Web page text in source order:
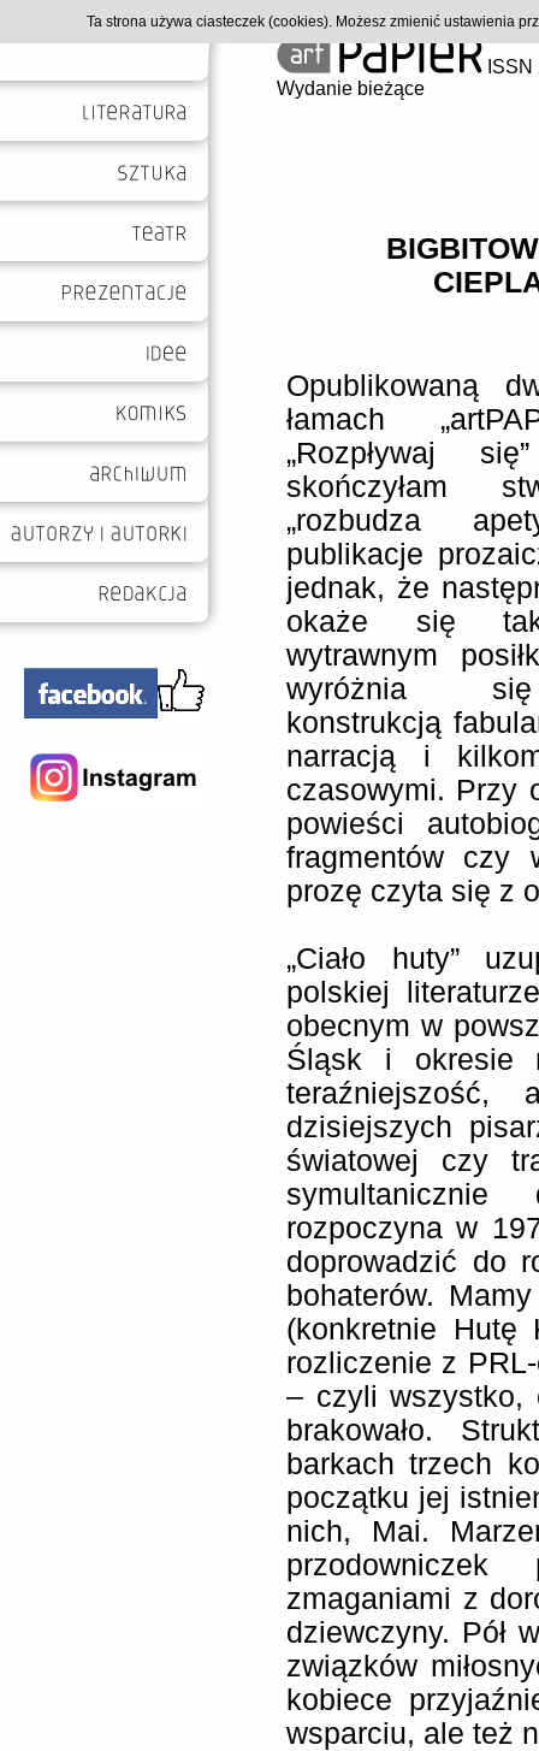
Wydanie bieżące
Opublikowaną
łamach
„Rozpływaj
skończyłam
„rozbudza
publikacje
jednak, że
okaże się
wytrawnym
wyróżnia
konstrukcją
narracją i
czasowymi. Przy
powieści
fragmentów czy
prozę czyta się z
„Ciało huty”
polskiej
obecnym w
Śląsk i okresie
teraźniejszość,
dzisiejszych
światowej czy
rozpoczyna w
doprowadzić do
bohaterów.
(konkretnie Hutę
rozliczenie z
– czyli wszystko,
brakowało.
barkach trzech
początku jej
nich, Mai.
zmaganiami z
dziewczyny. Pół
związków
kobiece
wsparciu, ale też
Ta strona używa ciasteczek (cookies). Możesz zmienić ustawienia